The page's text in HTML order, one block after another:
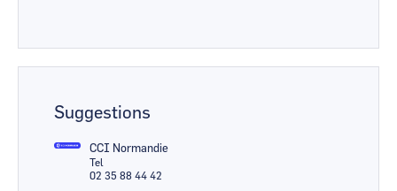
Suggestions
CCI Normandie
Tel
02 35 88 44 42